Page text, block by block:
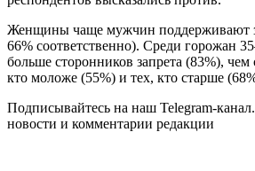
Женщины чаще мужчин поддерживают
66% соответственно). Среди горожан
больше сторонников запрета (83%), чем
кто моложе (55%) и тех, кто старше
Подписывайтесь на наш Telegram-
новости и комментарии редакции